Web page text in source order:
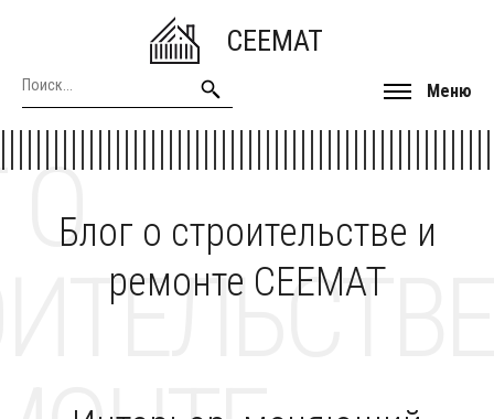
CEEMAT
Меню
Блог о строительстве и
ремонте CEEMAT
О